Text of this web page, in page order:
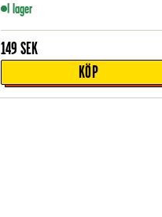
I lager
149 SEK
KÖP